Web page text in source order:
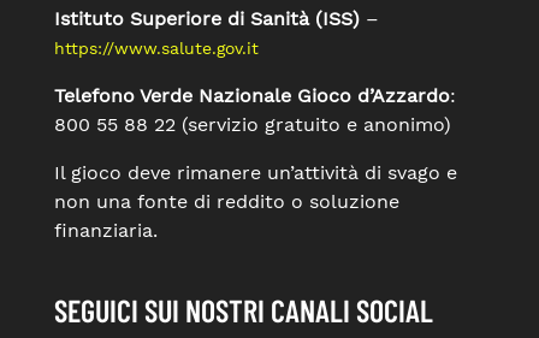
Istituto Superiore di Sanità (ISS)–
https://www.salute.gov.it
Telefono Verde Nazionale Gioco d’Azzardo:
800 55 88 22 (servizio gratuito e anonimo)
Il gioco deve rimanere un’attività di svago e
non una fonte di reddito o soluzione
finanziaria.
SEGUICI SUI NOSTRI CANALI SOCIAL